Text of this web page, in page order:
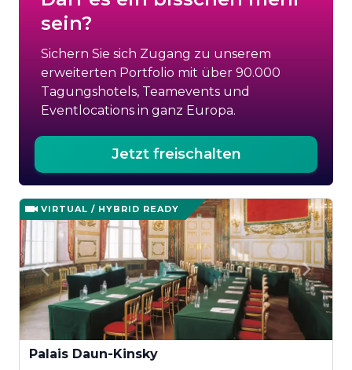
sein?
Sichern Sie sich Zugang zu unserem
erweiterten Portfolio mit über 90.000
Tagungshotels, Teamevents und
Eventlocations in ganz Europa.
Jetzt freischalten
VIRTUAL / HYBRID READY
Palais Daun-Kinsky